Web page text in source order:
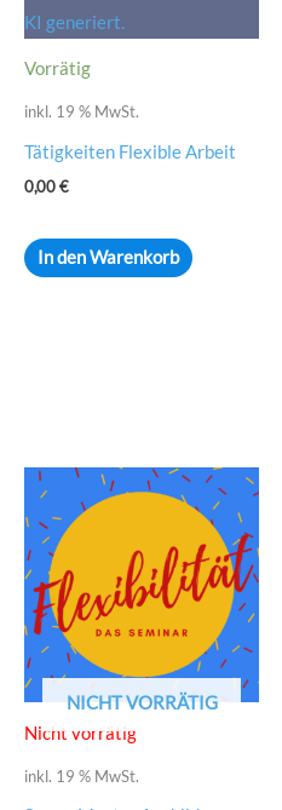
Vorrätig
inkl. 19 % MwSt.
Tätigkeiten Flexible Arbeit
0,00€
In den Warenkorb
NICHT VORRÄTIG
Nicht vorrätig
inkl. 19 % MwSt.